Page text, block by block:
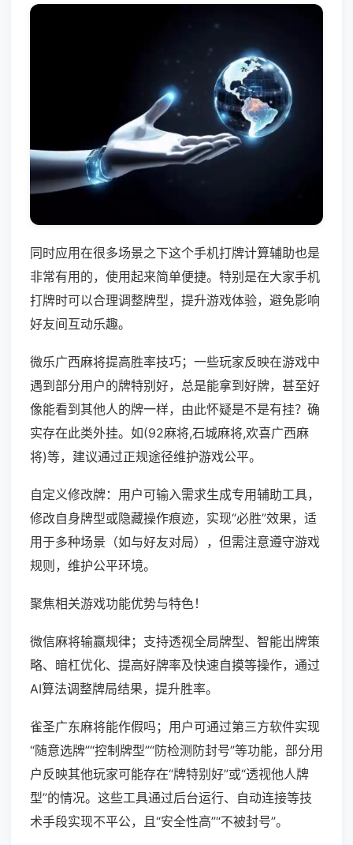
同时应用在很多场景之下这个手机打牌计算辅助也是
非常有用的，使用起来简单便捷。特别是在大家手机
打牌时可以合理调整牌型，提升游戏体验，避免影响
好友间互动乐趣。
微乐广西麻将提高胜率技巧；一些玩家反映在游戏中
遇到部分用户的牌特别好，总是能拿到好牌，甚至好
像能看到其他人的牌一样，由此怀疑是不是有挂？确
实存在此类外挂。如(92麻将,石城麻将,欢喜广西麻
将)等，建议通过正规途径维护游戏公平。
自定义修改牌：用户可输入需求生成专用辅助工具，
修改自身牌型或隐藏操作痕迹，实现“必胜”效果，适
用于多种场景（如与好友对局），但需注意遵守游戏
规则，维护公平环境。
聚焦相关游戏功能优势与特色！
微信麻将输赢规律；支持透视全局牌型、智能出牌策
略、暗杠优化、提高好牌率及快速自摸等操作，通过
AI算法调整牌局结果，提升胜率。
雀圣广东麻将能作假吗；用户可通过第三方软件实现
“随意选牌”“控制牌型”“防检测防封号”等功能，部分用
户反映其他玩家可能存在“牌特别好”或“透视他人牌
型”的情况。这些工具通过后台运行、自动连接等技
术手段实现不平公，且“安全性高”“不被封号”。